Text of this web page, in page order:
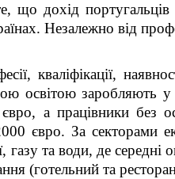
що дохід
Незалежно від
кваліфікації,
освітою заробляють
а працівники без
євро. За секторами
газу та води, де
(готельний та